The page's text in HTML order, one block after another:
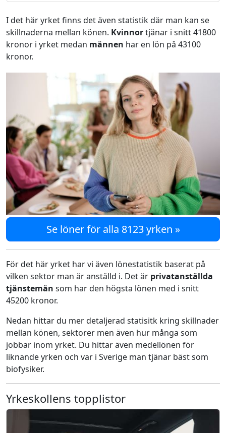
I det här yrket finns det även statistik där man kan se
skillnaderna mellan könen. Kvinnortjänar i snitt 41800
kronor i yrket medan männen har en lön på 43100
kronor.
Se löner för alla 8123 yrken »
För det här yrket har vi även lönestatistik baserat på
vilken sektor man är anställd i. Det är privatanställda
tjänstemän som har den högsta lönen med i snitt
45200 kronor.
Nedan hittar du mer detaljerad statisitk kring skillnader
mellan könen, sektorer men även hur många som
jobbar inom yrket. Du hittar även medellönen för
liknande yrken och var i Sverige man tjänar bäst som
biofysiker.
Yrkeskollens topplistor